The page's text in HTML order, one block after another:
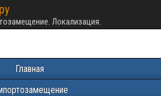
Локализация.
Главная